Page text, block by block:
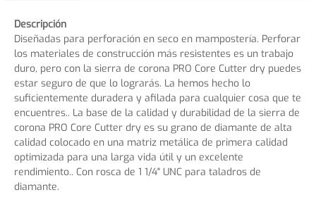
Descripción
Diseñadas para perforación en seco en mampostería. Perforar
los materiales de construcción más resistentes es un trabajo
duro, pero con la sierra de corona PRO Core Cutter dry puedes
estar seguro de que lo lograrás. La hemos hecho lo
suficientemente duradera y afilada para cualquier cosa que te
encuentres.. La base de la calidad y durabilidad de la sierra de
corona PRO Core Cutter dry es su grano de diamante de alta
calidad colocado en una matriz metálica de primera calidad
optimizada para una larga vida útil y un excelente
rendimiento.. Con rosca de 1 1/4" UNC para taladros de
diamante.